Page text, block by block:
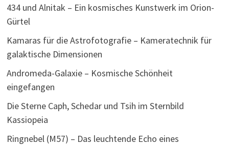
434 und Alnitak – Ein kosmisches Kunstwerk im Orion-
Gürtel
Kamaras für die Astrofotografie – Kameratechnik für
galaktische Dimensionen
Andromeda-Galaxie – Kosmische Schönheit
eingefangen
Die Sterne Caph, Schedar und Tsih im Sternbild
Kassiopeia
Ringnebel (M57) – Das leuchtende Echo eines